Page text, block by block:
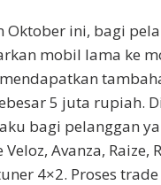
Oktober ini, bagi
mobil lama ke
5 juta rupiah.
bagi pelanggan
Avanza, Raize,
4×2. Proses